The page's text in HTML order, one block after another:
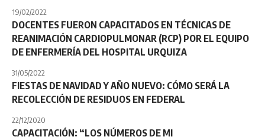
19/02/2022
DOCENTES FUERON CAPACITADOS EN TÉCNICAS DE
REANIMACIÓN CARDIOPULMONAR (RCP) POR EL EQUIPO
DE ENFERMERÍA DEL HOSPITAL URQUIZA
31/05/2022
FIESTAS DE NAVIDAD Y AÑO NUEVO: CÓMO SERÁ LA
RECOLECCIÓN DE RESIDUOS EN FEDERAL
22/12/2020
CAPACITACIÓN: “LOS NÚMEROS DE MI